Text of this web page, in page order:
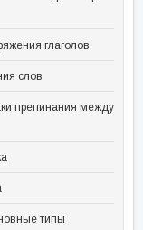
глаголов
слов
препинания между
типы